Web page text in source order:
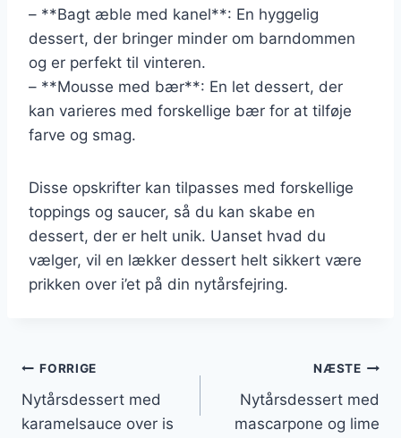
– **Bagt æble med kanel**: En hyggelig
dessert, der bringer minder om barndommen
og er perfekt til vinteren.
– **Mousse med bær**: En let dessert, der
kan varieres med forskellige bær for at tilføje
farve og smag.
Disse opskrifter kan tilpasses med forskellige
toppings og saucer, så du kan skabe en
dessert, der er helt unik. Uanset hvad du
vælger, vil en lækker dessert helt sikkert være
prikken over i’et på din nytårsfejring.
Indlægsnavigation
FORRIGE
Nytårsdessert med
karamelsauce over is
NÆSTE
Nytårsdessert med
mascarpone og lime